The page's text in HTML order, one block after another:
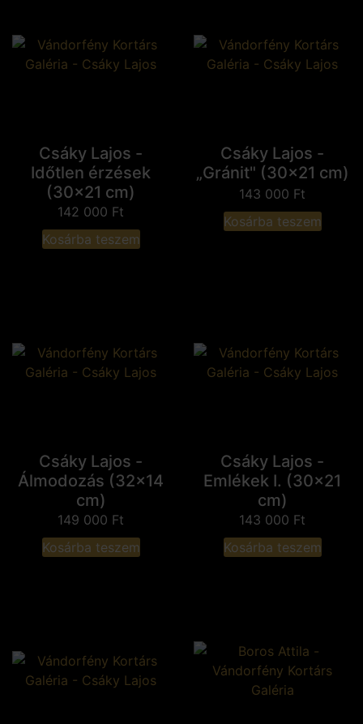
Csáky Lajos -
Időtlen érzések
(30x21 cm)
142 000 Ft
Kosárba teszem
Csáky Lajos -
„Gránit" (30x21 cm)
143 000 Ft
Kosárba teszem
Csáky Lajos -
Álmodozás (32x14
cm)
149 000 Ft
Kosárba teszem
Csáky Lajos -
Emlékek I. (30x21
cm)
143 000 Ft
Kosárba teszem